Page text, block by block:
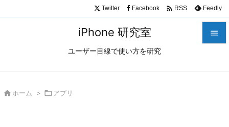
iPhone 研究室
ユーザー目線で使い方を研究

Twitter Facebook  RSS Feedly
 ホーム > アプリ